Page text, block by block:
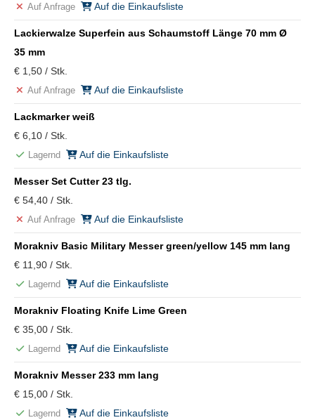
Auf Anfrage Auf die Einkaufsliste
Lackierwalze Superfein aus Schaumstoff Länge 70 mm Ø
35 mm
€ 1,50 / Stk.
Auf Anfrage Auf die Einkaufsliste
Lackmarker weiß
€ 6,10 / Stk.
Lagernd Auf die Einkaufsliste
Messer Set Cutter 23 tlg.
€ 54,40 / Stk.
Auf Anfrage Auf die Einkaufsliste
Morakniv Basic Military Messer green/yellow 145 mm lang
€ 11,90 / Stk.
Lagernd Auf die Einkaufsliste
Morakniv Floating Knife Lime Green
€ 35,00 / Stk.
Lagernd Auf die Einkaufsliste
Morakniv Messer 233 mm lang
€ 15,00 / Stk.
Lagernd Auf die Einkaufsliste